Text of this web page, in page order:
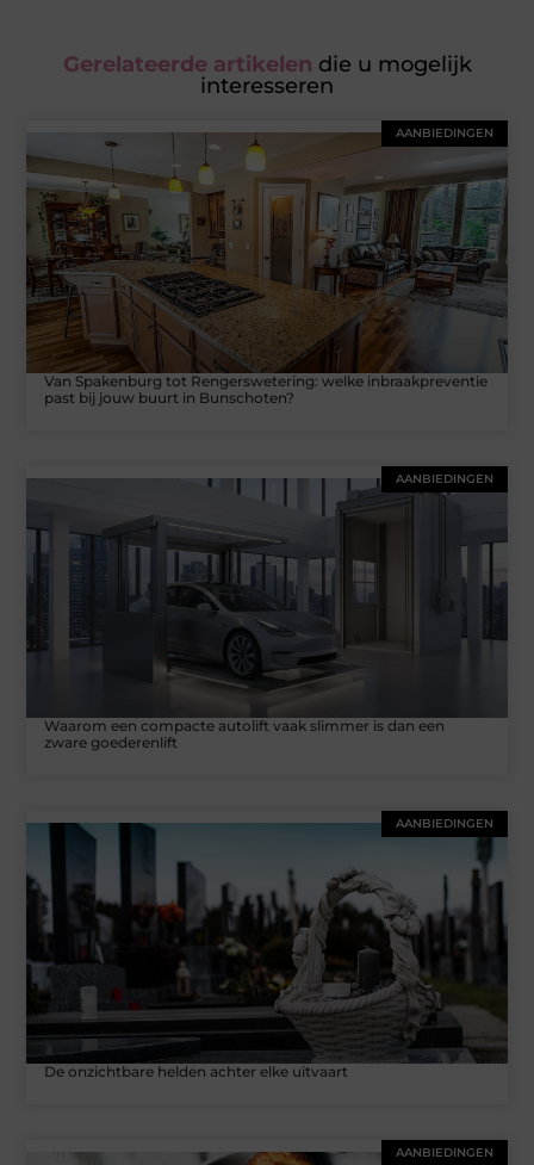
Gerelateerde artikelen die u mogelijk
interesseren
AANBIEDINGEN
Van Spakenburg tot Rengerswetering: welke inbraakpreventie
past bij jouw buurt in Bunschoten?
AANBIEDINGEN
Waarom een compacte autolift vaak slimmer is dan een
zware goederenlift
AANBIEDINGEN
De onzichtbare helden achter elke uitvaart
AANBIEDINGEN